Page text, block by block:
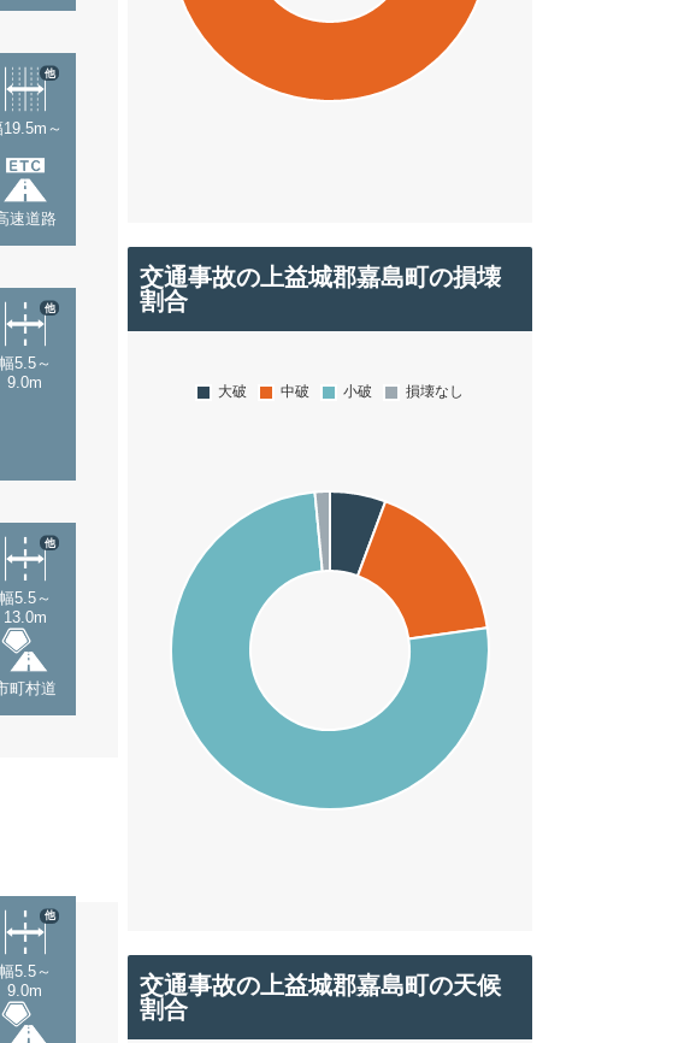
19.5m～
他
速道路
幅5.5～
9.0m
他
幅5.5～
13.0m
他
町村道
幅5.5～
9.0m
他
交通事故の上益城郡嘉島町の損壊
割合
交通事故の上益城郡嘉島町の天候
割合